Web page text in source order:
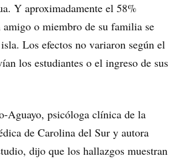
Y aproximadamente el 58%
o miembro de su familia se
Los efectos no variaron según el
los estudiantes o el ingreso de sus
Aguayo, psicóloga clínica de la
de Carolina del Sur y autora
dijo que los hallazgos muestran